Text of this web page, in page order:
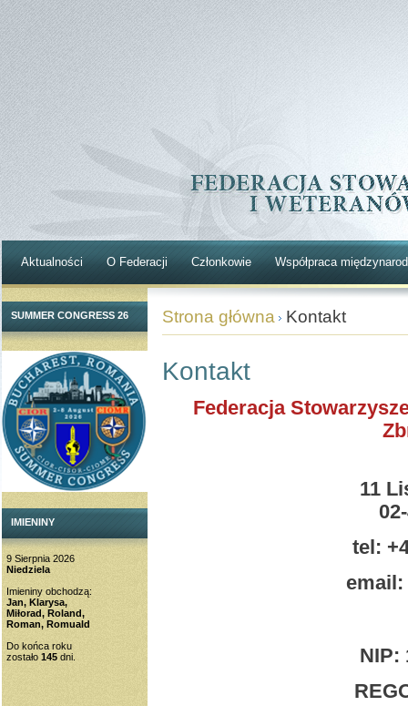
Aktualności O Federacji Członkowie Współpraca
SUMMER CONGRESS 26
IMIENINY
9 Sierpnia 2026
Niedziela
Imieniny obchodzą:
Jan, Klarysa,
Miłorad, Roland,
Roman, Romuald
Do końca roku
zostało 145 dni.
Strona główna Kontakt
Kontakt
Federacja
11
02-
tel:
email:
NIP: